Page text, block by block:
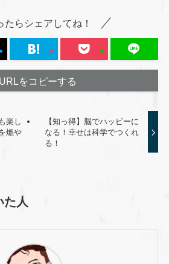
たらシェアしてね！
URLをコピーする
楽し
燃や
【知っ得】脳でハッピーに
なる！幸せは科学でつくれ
る！
た人